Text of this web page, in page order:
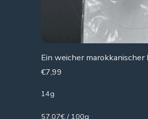
Ein weicher
€7,99
14g
57.07€ / 100g